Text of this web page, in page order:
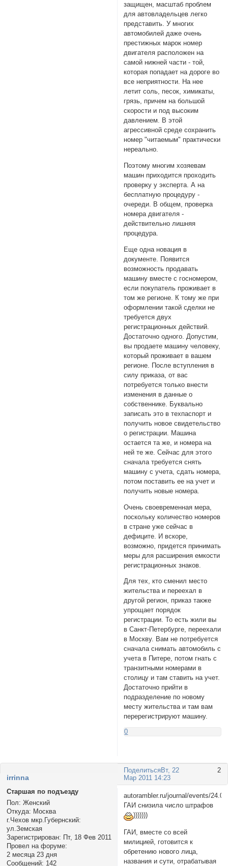
защищен, масштаб проблем
для автовладельцев легко
представить. У многих
автомобилей даже очень
престижных марок номер
двигателя расположен на
самой нижней части - той,
которая попадает на дороге во
все неприятности. На нее
летит соль, песок, химикаты,
грязь, причем на большой
скорости и под высоким
давлением. В этой
агрессивной среде сохранить
номер "читаемым" практически
нереально.
Поэтому многим хозяевам
машин приходится проходить
проверку у эксперта. А на
бесплатную процедуру -
очереди. В общем, проверка
номера двигателя -
действительно лишняя
процедура.
Еще одна новация в
документе. Появится
возможность продавать
машину вместе с госномером,
если покупатель проживает в
том же регионе. К тому же при
оформлении такой сделки не
требуется двух
регистрационных действий.
Достаточно одного. Допустим,
вы продаете машину человеку,
который проживает в вашем
регионе. После вступления в
силу приказа, от вас
потребуется только внести
изменения в данные о
собственнике. Буквально
записать это в техпаспорт и
получить новое свидетельство
о регистрации. Машина
остается та же, и номера на
ней те же. Сейчас для этого
сначала требуется снять
машину с учета, сдать номера,
потом поставить ее на учет и
получить новые номера.
Очень своевременная мера,
поскольку количество номеров
в стране уже сейчас в
дефиците. И вскоре,
возможно, придется принимать
меры для расширения емкости
регистрационных знаков.
Для тех, кто сменил место
жительства и переехал в
другой регион, приказ также
упрощает порядок
регистрации. То есть жили вы
в Санкт-Петербурге, переехали
в Москву. Вам не потребуется
сначала снимать автомобиль с
учета в Питере, потом гнать с
транзитными номерами в
столицу и там ставить на учет.
Достаточно прийти в
подразделение по новому
месту жительства и там вам
перерегистрируют машину.
0
Поделиться 2
Вт, 22
Мар 2011 14:23
irrinnа
Старшая по подъезду
Пол: Женский
Откуда: Москва
г.Чехов мкр.Губернский:
ул.Земская
Зарегистрирован: Пт, 18 Фев 2011
Провел на форуме:
2 месяца 23 дня
Сообщений: 142
autorambler.ru/journal/events/
ГАИ снизила число штрафов
)))))))
ГАИ, вместе со всей
милицией, готовится к
обретению нового лица,
названия и сути, отрабатывая